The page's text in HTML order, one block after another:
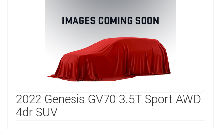
2022 Genesis GV70 3.5T Sport AWD
4dr SUV